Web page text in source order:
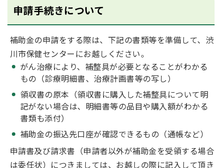
申請手続きについて
補助金の申請をする際は、下記の書類等を準備して、渋
川市保健センターにお越しください。
がん治療により、補整具が必要となることがわかる
もの（診療明細書、治療計画書等の写し）
領収書の原本（領収書に購入した補整具について明
記がない場合は、明細書等の品目や購入額がわかる
書類も添付）
補助金の振込先口座が確認できるもの（通帳など）
申請書及び請求書（申請者以外が補助金を受領する場合
は委任状）につきましては、お越しの際に記入して頂き